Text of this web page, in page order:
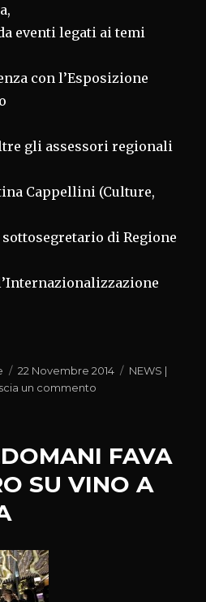
eventi legati ai temi
con l’Esposizione
gli assessori regionali
Cappellini (Culture,
di Regione
Pubblicato
il
22 Novembre 2014 Categorie
NEWS |
un commento
MARONI
NONA
FAVA
SU VINO A